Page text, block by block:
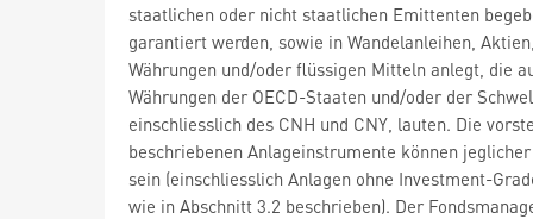
staatlichen oder nicht staatlichen Emittenten
garantiert werden, sowie in Wandelanleihen,
Währungen und/oder flüssigen Mitteln anlegt, die
Währungen der OECD-Staaten und/oder der
einschliesslich des CNH und CNY, lauten. Die
beschriebenen Anlageinstrumente können
sein (einschliesslich Anlagen ohne Investment-
wie in Abschnitt 3.2 beschrieben). Der